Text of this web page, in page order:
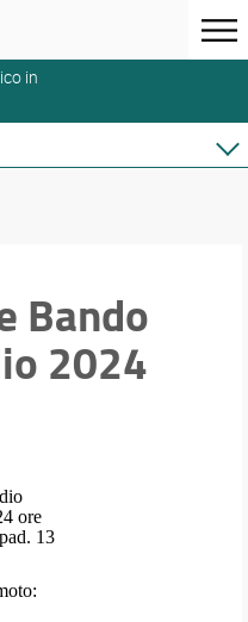
in
Bando
2024
ore
13